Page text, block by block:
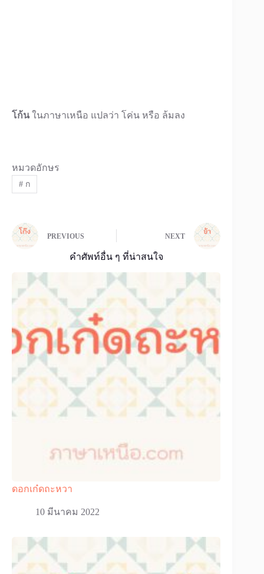
โก้น ในภาษาเหนือ แปลว่า โค่น หรือ ล้มลง
หมวดอักษร
#ก
PREVIOUS NEXT
คำศัพท์อื่น ๆ ที่น่าสนใจ
ดอกเก๋ดถะหวา
10 มีนาคม 2022